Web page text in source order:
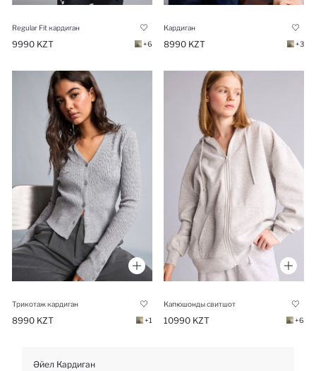
Regular Fit кардиган
9990 KZT +6
Кардиган
8990 KZT +3
Трикотаж кардиган
8990 KZT +1
Капюшонды свитшот
10990 KZT +6
Әйел Кардиган